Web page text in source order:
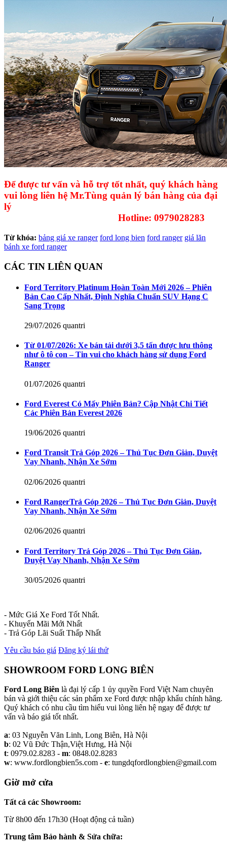
Để được tư vấn và hỗ trợ tốt nhất, quý khách hàng
vui lòng liên hệ Mr.Tùng quản lý bán hàng của đại
lý
Hotline: 0979028283
Từ khóa: bảng giá xe ranger ford long bien ford ranger giá lăn
bánh xe ford ranger
CÁC TIN LIÊN QUAN
Ford Territory Platinum Hoàn Toàn Mới 2026 – Phiên
Bản Cao Cấp Nhất, Định Nghĩa Chuẩn SUV Hạng C
Sang Trọng
29/07/2026 quantri
Từ 01/07/2026: Xe bán tải dưới 3,5 tấn được lưu thông
như ô tô con – Tin vui cho khách hàng sử dụng Ford
Ranger
01/07/2026 quantri
Ford Everest Có Mấy Phiên Bản? Cập Nhật Chi Tiết
Các Phiên Bản Everest 2026
19/06/2026 quantri
Ford Transit Trả Góp 2026 – Thủ Tục Đơn Giản, Duyệt
Vay Nhanh, Nhận Xe Sớm
02/06/2026 quantri
Ford RangerTrả Góp 2026 – Thủ Tục Đơn Giản, Duyệt
Vay Nhanh, Nhận Xe Sớm
02/06/2026 quantri
Ford Territory Trả Góp 2026 – Thủ Tục Đơn Giản,
Duyệt Vay Nhanh, Nhận Xe Sớm
30/05/2026 quantri
- Mức Giá Xe Ford Tốt Nhất.
- Khuyến Mãi Mới Nhất
- Trả Góp Lãi Suất Thấp Nhất
Yêu cầu báo giá Đăng ký lái thử
SHOWROOM FORD LONG BIÊN
Ford Long Biên là đại lý cấp 1 ủy quyền Ford Việt Nam chuyên
bán và giới thiệu các sản phẩm xe Ford được nhập khẩu chính hãng.
Quý khách có nhu cầu tìm hiểu vui lòng liên hệ ngay để được tư
vấn và báo giá tốt nhất.
a: 03 Nguyễn Văn Linh, Long Biên, Hà Nội
b: 02 Vũ Đức Thận,Việt Hưng, Hà Nội
t: 0979.02.8283 - m: 0848.02.8283
w: www.fordlongbien5s.com - e: tungdqfordlongbien@gmail.com
Giờ mở cửa
Tất cả các Showroom:
Từ 8h00 đến 17h30 (Hoạt động cả tuần)
Trung tâm Bảo hành & Sửa chữa: